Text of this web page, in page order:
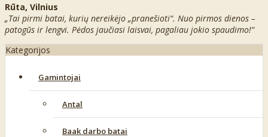
Rūta, Vilnius
„Tai pirmi batai, kurių nereikėjo „pranešioti“. Nuo pirmos dienos –
patogūs ir lengvi. Pėdos jaučiasi laisvai, pagaliau jokio spaudimo!“
Kategorijos
Gamintojai
Antal
Baak darbo batai